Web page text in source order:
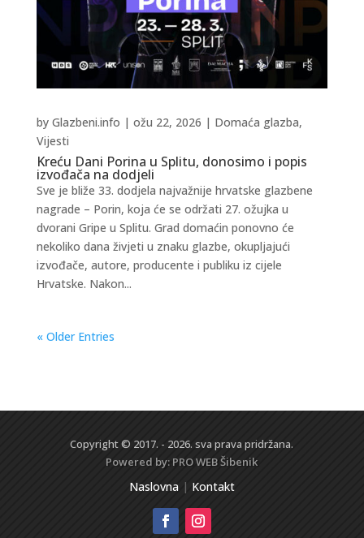
Kreću Dani Porina u Splitu, donosimo i popis
izvođača na dodjeli
by Glazbeni.info | ožu 22, 2026 | Domaća glazba,
Vijesti
Sve je bliže 33. dodjela najvažnije hrvatske glazbene
nagrade – Porin, koja će se održati 27. ožujka u
dvorani Gripe u Splitu. Grad domaćin ponovno će
nekoliko dana živjeti u znaku glazbe, okupljajući
izvođače, autore, producente i publiku iz cijele
Hrvatske. Nakon...
« Older Entries
Copyright © 2017. - 2026. sva prava pridržana.
Powered by: PRO WEBŠibenik
Naslovna| Kontakt